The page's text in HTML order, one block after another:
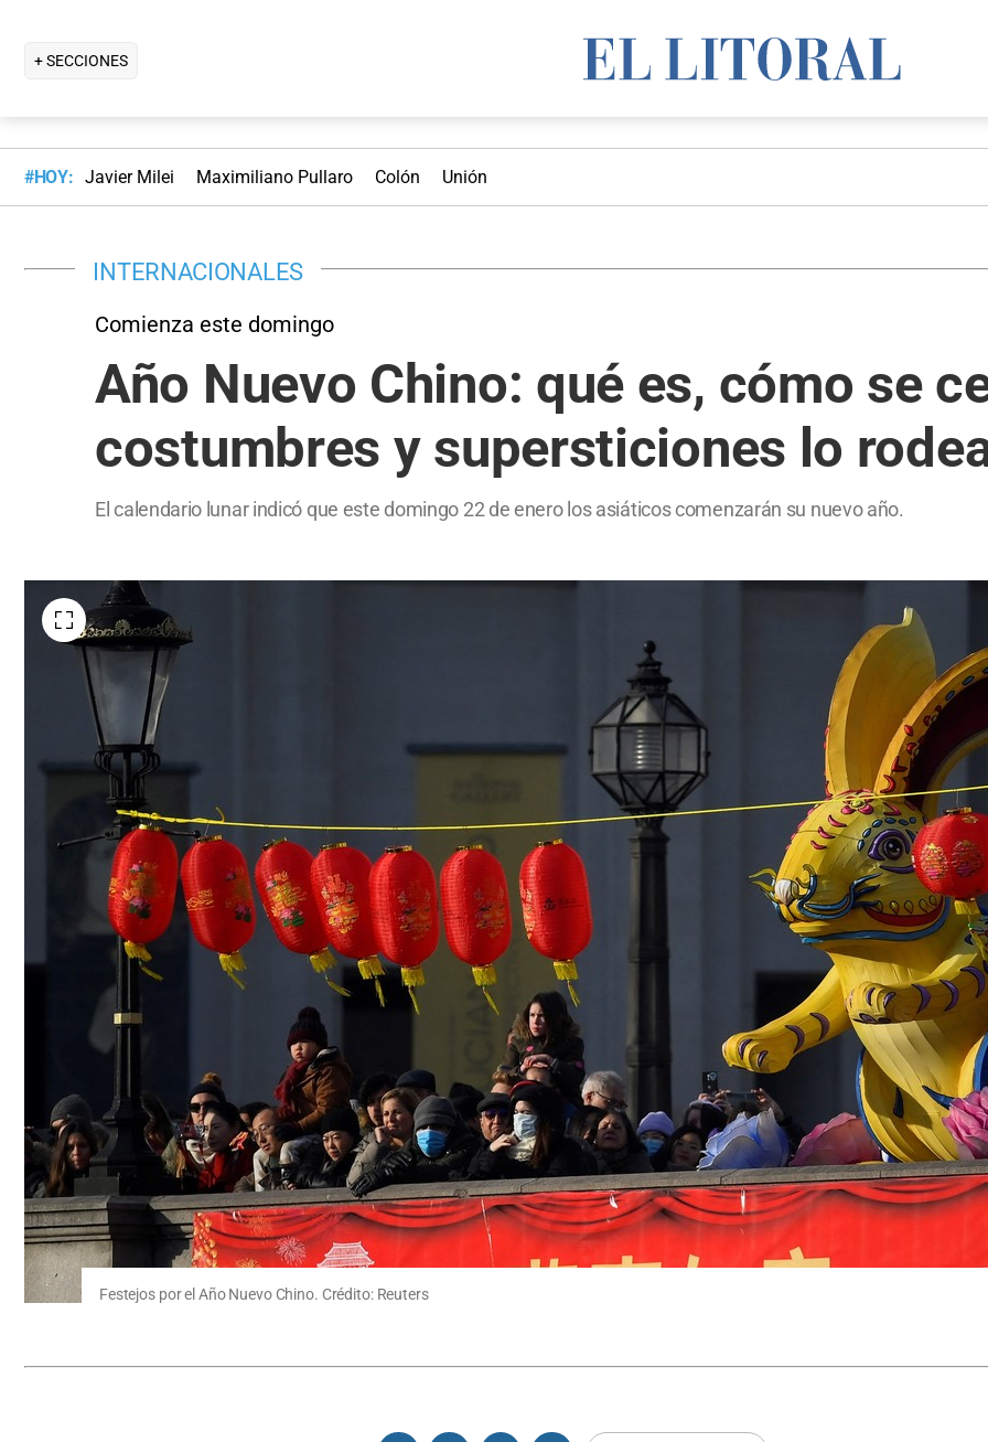
+ SECCIONES
#HOY: Javier Milei Maximiliano Pullaro Colón Unión
INTERNACIONALES
Comienza este domingo
Año Nuevo Chino: qué es, cómo se
costumbres y supersticiones lo
El calendario lunar indicó que este domingo 22 de enero los asiáticos comenzarán su nuevo año.
Festejos por el Año Nuevo Chino. Crédito: Reuters